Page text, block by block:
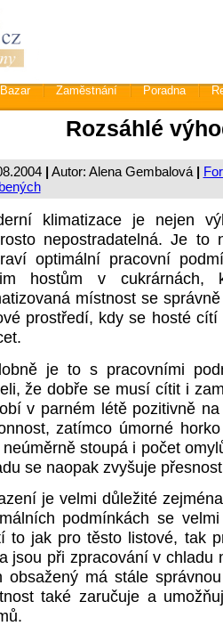
Bazar Zaměstnání Poradna
Rozsáhlé
| Autor: Alena Gembalová |
klimatizace je nejen
nepostradatelná. Je
optimální pracovní
hostům v cukrárnách,
místnost se
prostředí, kdy se hosté
je to s pracovními
že dobře se musí cítit i
v parném létě pozitivně
zatímco úmorné
neúměrně stoupá i počet
se naopak zvyšuje
je velmi důležité
podmínkách se
to jak pro těsto listové, tak
jsou při zpracování v chladu
obsažený má stále
také zaručuje a